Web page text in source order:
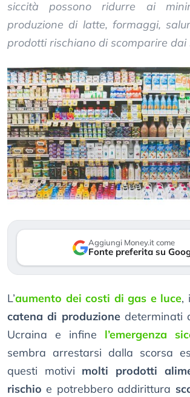
siccità possono ridurre ai
produzione di latte, formaggi,
prodotti rischiano di scomparire dai
Aggiungi Money.it come
Fonte preferita su
L’aumento dei costi di gas e luce, i
catena di produzionedeterminati
Ucraina e infine l’emergenza
sembra arrestarsi dalla scorsa
questi motivi molti prodotti
rischio e potrebbero addirittura